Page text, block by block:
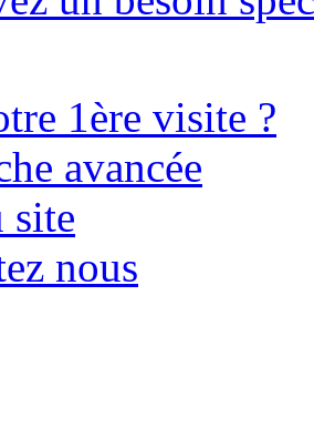
1ère visite ?
avancée
site
nous